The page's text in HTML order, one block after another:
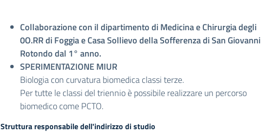
Collaborazione con il dipartimento di Medicina e Chirurgia degli
0O.RR di Foggia e Casa Sollievo della Sofferenza di San Giovanni
Rotondo dal 1° anno.
SPERIMENTAZIONE MIUR
Biologia con curvatura biomedica classi terze.
Per tutte le classi del triennio è possibile realizzare un percorso
biomedico come PCTO.
Struttura responsabile dell'indirizzo di studio